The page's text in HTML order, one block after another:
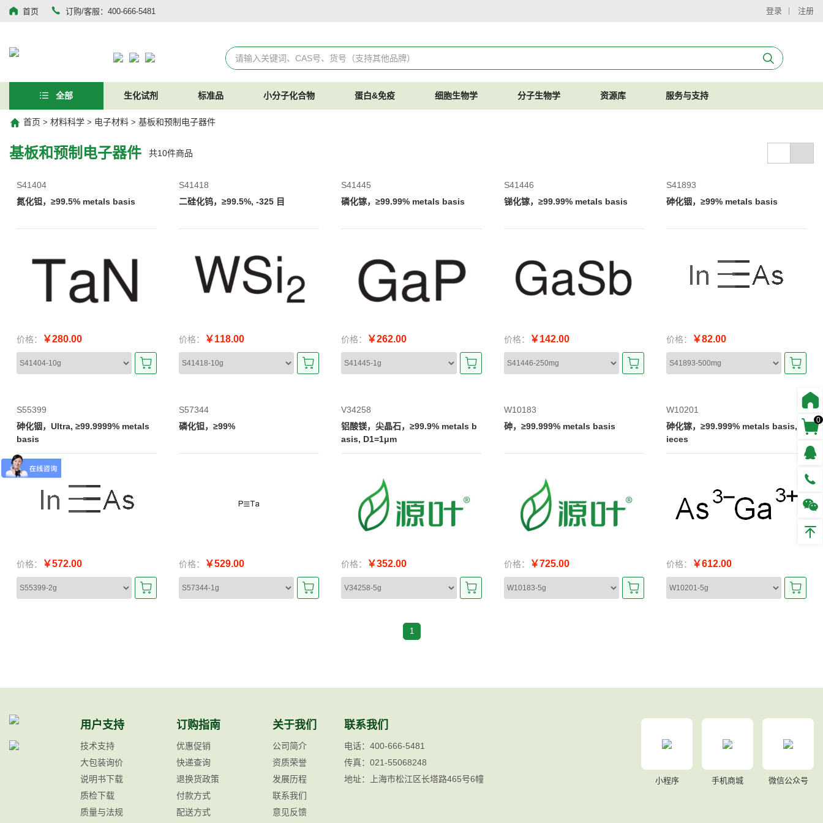
首页 订购/客服：400-666-5481 登录 注册
全部 生化试剂 标准品 小分子化合物 蛋白&免疫 细胞生物学 分子生物学 资源库 服务与支持
首页 > 材料科学 > 电子材料 > 基板和预制电子器件
基板和预制电子器件 共10件商品
S41404
氮化钽，≥99.5% metals basis
价格： ￥280.00
S41418
二硅化钨，≥99.5%, -325 目
价格： ￥118.00
S41445
磷化镓，≥99.99% metals basis
价格： ￥262.00
S41446
锑化镓，≥99.99% metals basis
价格： ￥142.00
S41893
砷化铟，≥99% metals basis
价格： ￥82.00
S55399
砷化铟，Ultra, ≥99.9999% metals
basis
价格： ￥572.00
S57344
磷化钽，≥99%
价格： ￥529.00
V34258
铝酸镁，尖晶石，≥99.9% metals b
asis, D1=1μm
价格： ￥352.00
W10183
砷，≥99.999% metals basis
价格： ￥725.00
W10201
砷化镓，≥99.999% metals basis, p
ieces
价格： ￥612.00
1
用户支持
技术支持
大包装询价
说明书下载
质检下载
质量与法规
订购指南
优惠促销
快递查询
退换货政策
付款方式
配送方式
关于我们
公司简介
资质荣誉
发展历程
联系我们
意见反馈
联系我们
电话：400-666-5481
传真：021-55068248
地址：上海市松江区长塔路465号6幢
小程序 手机商城 微信公众号
0